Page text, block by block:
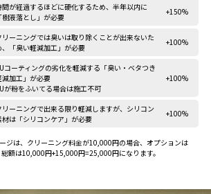
間が経過するほどに硬化するため、半年以内に
「樹液落とし」が必要
+150%
リーニングでは臭いは取り除くことが出来ないた
、「臭い軽減加工」が必要
+100%
コーティングの劣化を軽減する「臭い・ベタつき
減加工」が必要
が粉をふいてる場合は施工不可
+100%
リーニングで出来る限り軽減しますが、シリコン
材は「シリコンケア」が必要
+100%
ジは、クリーニング料金が10,000円の場合、オプションは
額は10,000円+15,000円=25,000円になります。